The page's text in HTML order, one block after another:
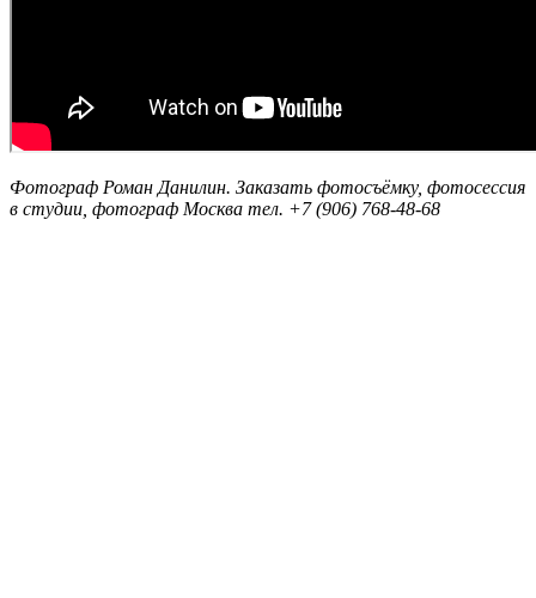
Фотограф Роман Данилин. Заказать фотосъёмку, фотосессия
в студии, фотограф Москва тел. +7 (906) 768-48-68